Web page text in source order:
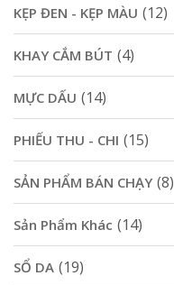
KẸP ĐEN - KẸP MÀU (12)
KHAY CẮM BÚT (4)
MỰC DẤU (14)
PHIẾU THU - CHI (15)
SẢN PHẨM BÁN CHẠY (8)
Sản Phẩm Khác (14)
SỔ DA (19)